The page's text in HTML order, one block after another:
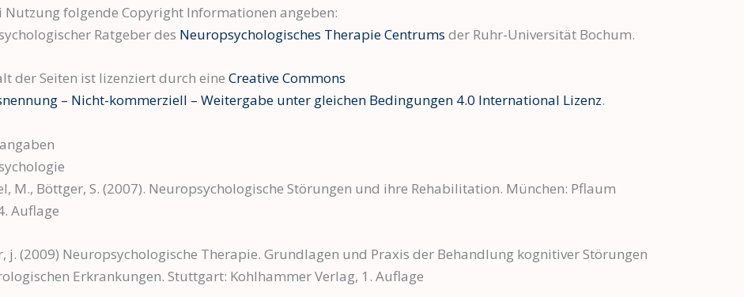
Nutzung folgende Copyright Informationen angeben:
Ratgeber des Neuropsychologisches Therapie Centrums der Ruhr-Universität Bochum.
der Seiten ist lizenziert durch eine Creative Commons
– Nicht-kommerziell – Weitergabe unter gleichen Bedingungen 4.0 International Lizenz.
M., Böttger, S. (2007). Neuropsychologische Störungen und ihre Rehabilitation. München: Pflaum
Auflage
j. (2009) Neuropsychologische Therapie. Grundlagen und Praxis der Behandlung kognitiver Störungen
Erkrankungen. Stuttgart: Kohlhammer Verlag, 1. Auflage